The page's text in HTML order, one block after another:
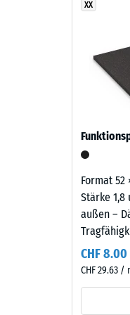
Rattan
Braun-,
Beige-
einem
warmen,
natürlich
anmutenden
Farbbild,
das
geflochtenes
erinnert.
XX
Format 52
Stärke 1,8
außen –
CHF
CHF 29.63 /